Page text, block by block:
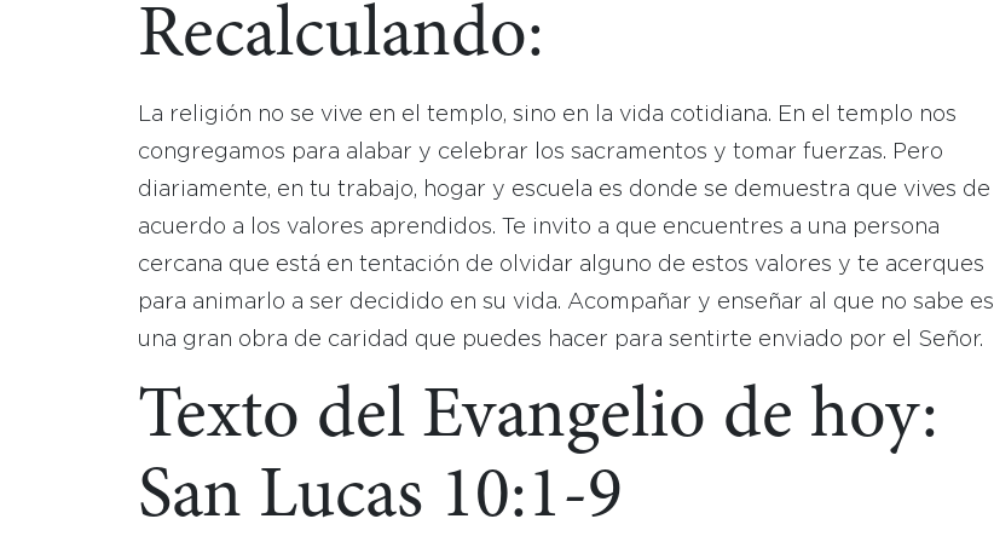
Recalculando:
La religión no se vive en el templo, sino en la vida cotidiana. En el templo nos
congregamos para alabar y celebrar los sacramentos y tomar fuerzas. Pero
diariamente, en tu trabajo, hogar y escuela es donde se demuestra que vives de
acuerdo a los valores aprendidos. Te invito a que encuentres a una persona
cercana que está en tentación de olvidar alguno de estos valores y te acerques
para animarlo a ser decidido en su vida. Acompañar y enseñar al que no sabe es
una gran obra de caridad que puedes hacer para sentirte enviado por el Señor.
Texto del Evangelio de hoy:
San Lucas 10:1-9